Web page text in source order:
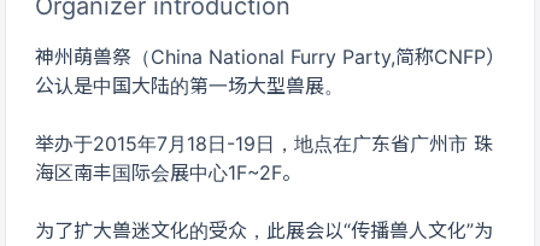
Organizer introduction
神州萌兽祭（China National Furry Party,简称CNFP）
公认是中国大陆的第一场大型兽展。
举办于2015年7月18日-19日，地点在广东省广州市 珠
海区南丰国际会展中心1F~2F。
为了扩大兽迷文化的受众，此展会以“传播兽人文化”为